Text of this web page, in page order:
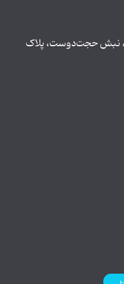
نبش حجت‌دوست، پلاک